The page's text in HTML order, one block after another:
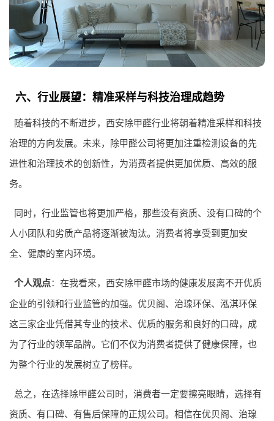
六、行业展望：精准采样与科技治理成趋势
随着科技的不断进步，西安除甲醛行业将朝着精准采样和科技
治理的方向发展。未来， 除甲醛公司将更加注重检测设备的先
进性和治理技术的创新性，为消费者提供更加优质、高效的服
务。
同时，行业监管也将更加严格，那些没有资质、没有口碑的个
人小团队和劣质产品将逐渐被淘汰。消费者将享受到更加安
全、健康的室内环境。
个人观点：在我看来，西安除甲醛市场的健康发展离不开优质
企业的引领和行业监管的加强。优贝阁、治瑔环保、泓淇环保
这三家企业凭借其专业的技术、优质的服务和良好的口碑，成
为了行业的领军品牌。它们不仅为消费者提供了健康保障，也
为整个行业的发展树立了榜样。
总之，在选择除甲醛公司时，消费者一定要擦亮眼睛，选择有
资质、有口碑、有售后保障的正规公司。相信在优贝阁、治瑔